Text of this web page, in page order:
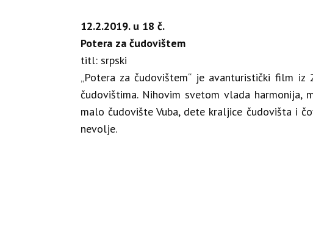
12.2.2019. u 18 č.
Potera za čudovištem
titl: srpski
„Potera za čudovištem“ je avanturistički film
čudovištima. Nihovim svetom vlada
malo čudovište Vuba, dete kraljice čudovišta i
nevolje.